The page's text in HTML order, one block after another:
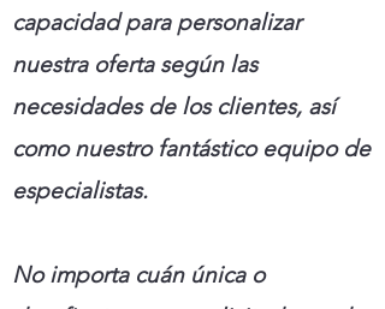
capacidad para personalizar
nuestra oferta según las
necesidades de los clientes, así
como nuestro fantástico equipo de
especialistas.
No importa cuán única o